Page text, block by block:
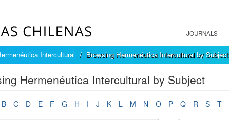
JOURNALS
Intercultural Browsing Hermenéutica Intercultural by Subject
Hermenéutica Intercultural by Subject
B C D E F G H I J K L M N O P Q R S T